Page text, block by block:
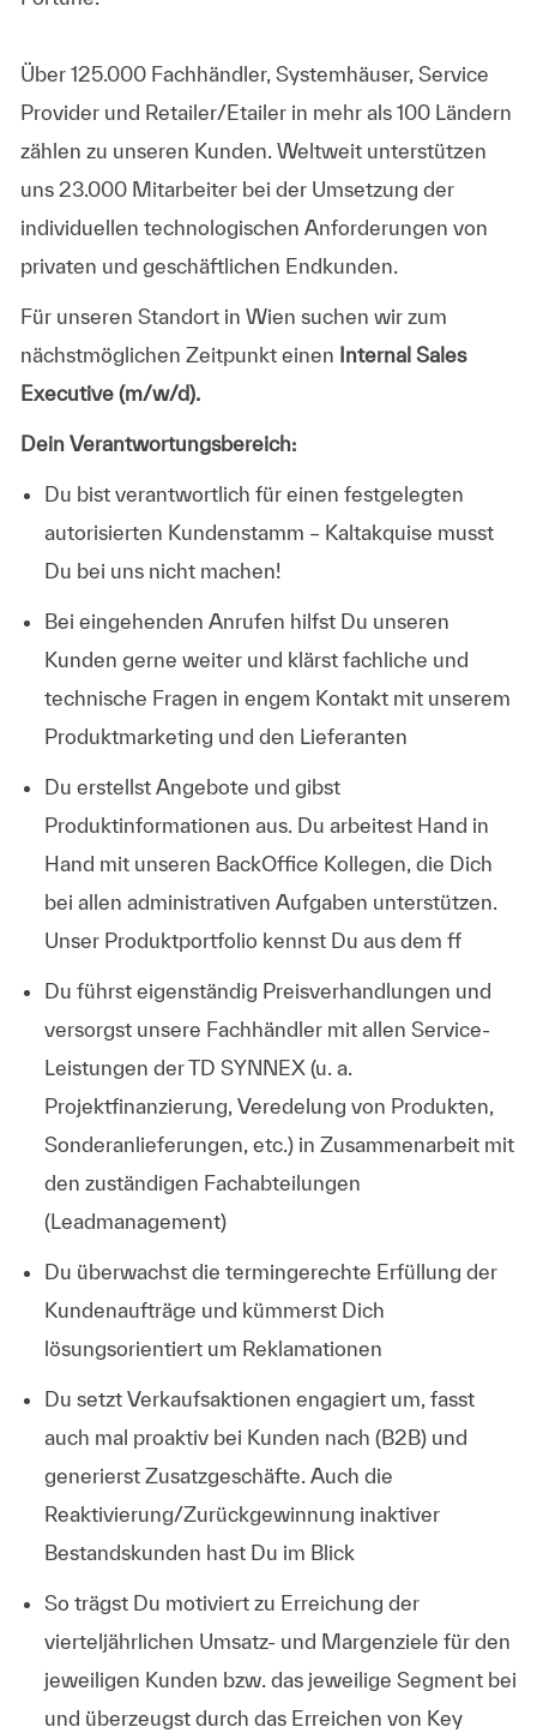
Über 125.000 Fachhändler, Systemhäuser, Service
Provider und Retailer/Etailer in mehr als 100 Ländern
zählen zu unseren Kunden. Weltweit unterstützen
uns 23.000 Mitarbeiter bei der Umsetzung der
individuellen technologischen Anforderungen von
privaten und geschäftlichen Endkunden.
Für unseren Standort in Wien suchen wir zum
nächstmöglichen Zeitpunkt einen Internal Sales
Executive (m/w/d).
Dein Verantwortungsbereich:
Du bist verantwortlich für einen festgelegten
autorisierten Kundenstamm – Kaltakquise musst
Du bei uns nicht machen!
Bei eingehenden Anrufen hilfst Du unseren
Kunden gerne weiter und klärst fachliche und
technische Fragen in engem Kontakt mit unserem
Produktmarketing und den Lieferanten
Du erstellst Angebote und gibst
Produktinformationen aus. Du arbeitest Hand in
Hand mit unseren BackOffice Kollegen , die Dich
bei allen administrativen Aufgaben unterstützen.
Unser Produktportfolio kennst Du aus dem ff
Du führst eigenständig Preisverhandlungen und
versorgst unsere Fachhändler mit allen Service-
Leistungen der TD SYNNEX (u. a.
Projektfinanzierung, Veredelung von Produkten,
Sonderanlieferungen, etc.) in Zusammenarbeit mit
den zuständigen Fachabteilungen
(Leadmanagement)
Du überwachstdie termingerechte Erfüllung der
Kundenaufträge und kümmerst Dich
lösungsorientiert um Reklamationen
Du setzt Verkaufsaktionen engagiert um , fasst
auch mal proaktivbei Kunden nach (B2B) und
generierst Zusatzgeschäfte . Auch die
Reaktivierung/Zurückgewinnung inaktiver
Bestandskunden hast Du im Blick
So trägst Du motiviert zu Erreichung der
vierteljährlichen Umsatz- und Margenziele für den
jeweiligen Kunden bzw. das jeweilige Segment bei
und überzeugst durch das Erreichen von Key